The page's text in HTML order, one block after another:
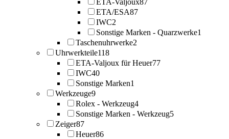
ETA/ESA87
IWC2
Sonstige Marken - Quarzwerke1
Taschenuhrwerke2
Uhrwerkteile118
ETA-Valjoux für Heuer77
IWC40
Sonstige Marken1
Werkzeuge9
Rolex - Werkzeug4
Sonstige Marken - Werkzeug5
Zeiger87
Heuer86